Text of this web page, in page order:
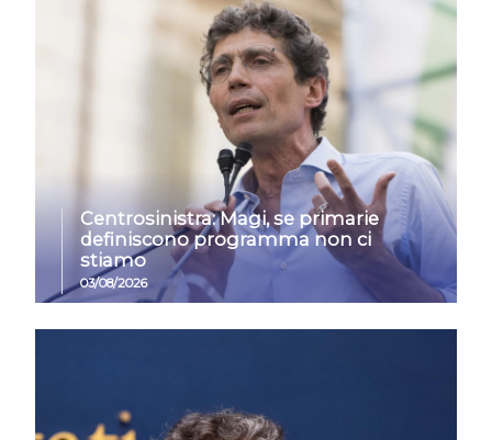
Centrosinistra: Magi, se primarie
definiscono programma non ci
stiamo
03/08/2026